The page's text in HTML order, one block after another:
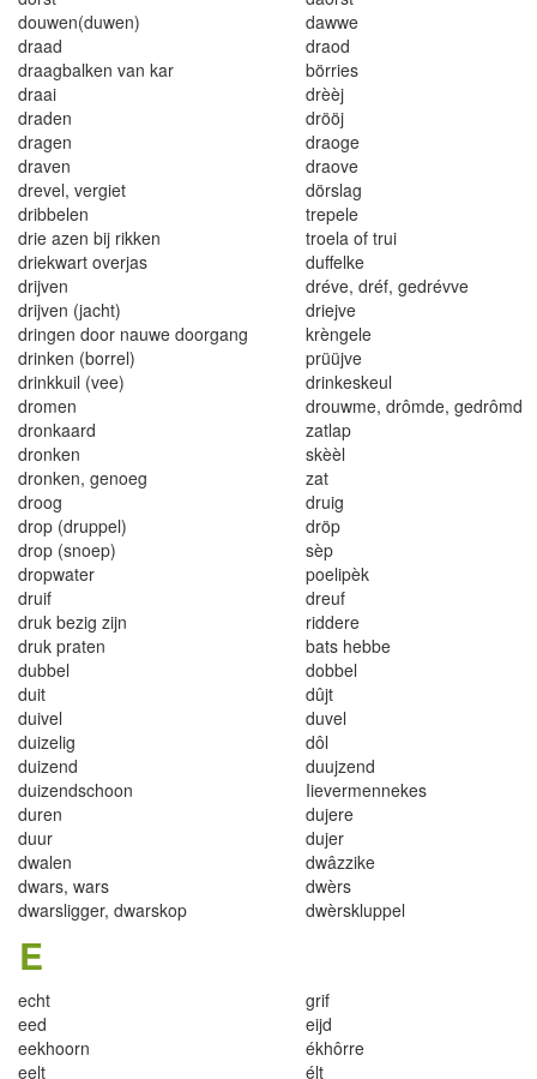
douwen(duwen) dawwe
draad
draod
draagbalken van kar
börries
draai drèèj
draden drööj
dragen
draoge
draven
draove
drevel, vergiet dörslag
dribbelen
trepele
drie azen bij rikken troela of trui
driekwart overjas duffelke
drijven dréve, dréf, gedrévve
drijven (jacht) driejve
dringen door nauwe doorgang krèngele
drinken (borrel) prüüjve
drinkkuil (vee) drinkeskeul
dromen drouwme, drômde, gedrômd
dronkaard
zatlap
dronken
skèèl
dronken, genoeg
zat
droog
druig
drop (druppel) dröp
drop (snoep)
sèp
dropwater poelipèk
druif dreuf
druk bezig zijn
riddere
druk praten
bats hebbe
dubbel
dobbel
duit dûjt
duivel duvel
duizelig dôl
duizend duujzend
duizendschoon Iievermennekes
duren dujere
duur dujer
dwalen dwâzzike
dwars, wars
dwèrs
dwarsligger, dwarskop dwèrskluppel
E
echt grif
eed
eijd
eekhoorn
ékhôrre
eelt élt